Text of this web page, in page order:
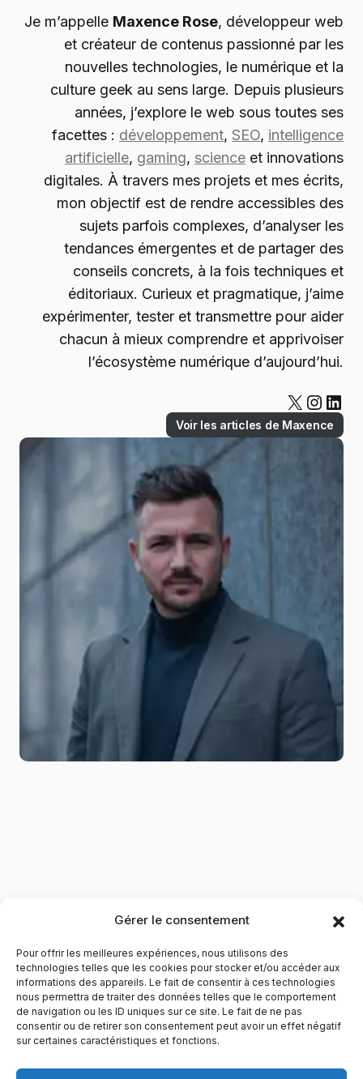
Gérer le consentement
Pour offrir les meilleures expériences, nous utilisons des
technologies telles que les cookies pour stocker et/ou accéder aux
informations des appareils. Le fait de consentir à ces technologies
nous permettra de traiter des données telles que le comportement
de navigation ou les ID uniques sur ce site. Le fait de ne pas
consentir ou de retirer son consentement peut avoir un effet négatif
sur certaines caractéristiques et fonctions.
Je m’appelle Maxence Rose, développeur web
et créateur de contenus passionné par les
nouvelles technologies, le numérique et la
culture geek au sens large. Depuis plusieurs
années, j’explore le web sous toutes ses
facettes : développement, SEO, intelligence
artificielle, gaming, science et innovations
digitales. À travers mes projets et mes écrits,
mon objectif est de rendre accessibles des
sujets parfois complexes, d’analyser les
tendances émergentes et de partager des
conseils concrets, à la fois techniques et
éditoriaux. Curieux et pragmatique, j’aime
expérimenter, tester et transmettre pour aider
chacun à mieux comprendre et apprivoiser
l’écosystème numérique d’aujourd’hui.
Voir les articles de Maxence
YubiGeek est un média français dédié aux nouvelles
technologies, à la culture geek et au numérique. Fondé par